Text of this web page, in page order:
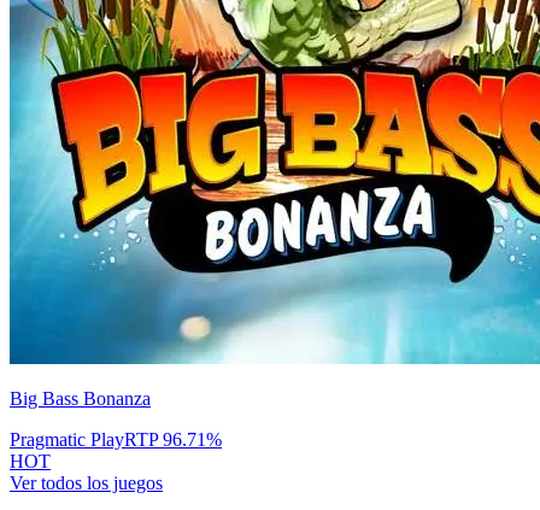
Big Bass Bonanza
Pragmatic PlayRTP96.71%
HOT
Ver todos los juegos